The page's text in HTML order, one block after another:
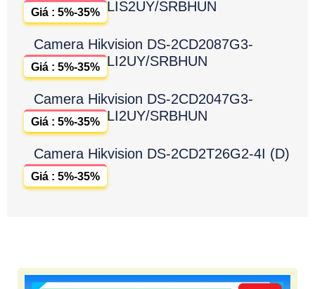
LIS2UY/SRBHUN
Giá : 5%-35%
Camera Hikvision DS-2CD2087G3-
LI2UY/SRBHUN
Giá : 5%-35%
Camera Hikvision DS-2CD2047G3-
LI2UY/SRBHUN
Giá : 5%-35%
Camera Hikvision DS-2CD2T26G2-4I (D)
Giá : 5%-35%